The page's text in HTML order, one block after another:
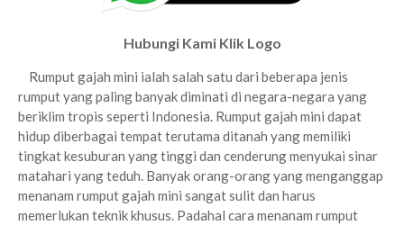
Hubungi Kami Klik Logo
Rumput gajah mini ialah salah satu dari beberapa jenis
rumput yang paling banyak diminati di negara-negara yang
beriklim tropis seperti Indonesia. Rumput gajah mini dapat
hidup diberbagai tempat terutama ditanah yang memiliki
tingkat kesuburan yang tinggi dan cenderung menyukai sinar
matahari yang teduh. Banyak orang-orang yang menganggap
menanam rumput gajah mini sangat sulit dan harus
memerlukan teknik khusus. Padahal cara menanam rumput